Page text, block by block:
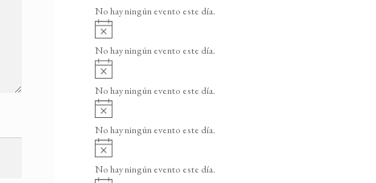
e
n
t
o
s
o
i
o
No hay ningún evento este día.
v
i
o
No hay ningún evento este día.
A
v
i
o
No hay ningún evento este día.
A
v
i
o
No hay ningún evento este día.
v
i
No hay ningún evento este día.